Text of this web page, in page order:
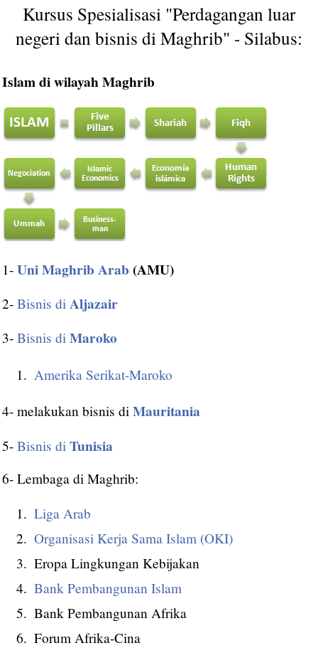
Kursus Spesialisasi "Perdagangan luar
negeri dan bisnis di Maghrib" - Silabus:
Islam di wilayah Maghrib
1- Uni Maghrib Arab (AMU)
2- Bisnis di Aljazair
3- Bisnis di Maroko
Amerika Serikat-Maroko
4- melakukan bisnis di Mauritania
5- Bisnis di Tunisia
6- Lembaga di Maghrib:
Liga Arab
Organisasi Kerja Sama Islam (OKI)
Eropa Lingkungan Kebijakan
Bank Pembangunan Islam
Bank Pembangunan Afrika
Forum Afrika-Cina